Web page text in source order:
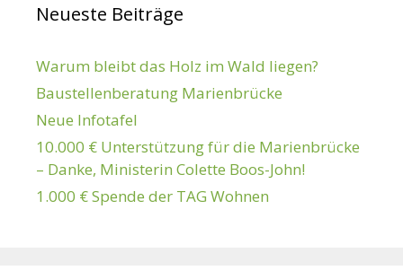
Neueste Beiträge
Warum bleibt das Holz im Wald liegen?
Baustellenberatung Marienbrücke
Neue Infotafel
10.000 € Unterstützung für die Marienbrücke
– Danke, Ministerin Colette Boos-John!
1.000 € Spende der TAG Wohnen